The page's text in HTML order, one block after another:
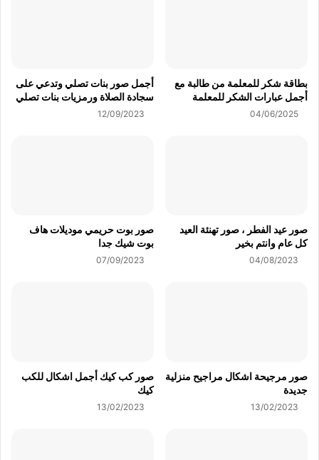
بطاقة شكر للمعلمة من طالبة مع
أجمل عبارات الشكر للمعلمة
04/06/2025
أجمل صور بنات تصلي وتدعي على
سجادة الصلاة ورمزيات بنات تصلي
12/09/2023
صور عيد الفطر ، صور تهنئة العيد
كل عام وانتم بخير
04/08/2023
صور بوت حريمي موديلات هاف
بوت شيك جدا
07/09/2023
صور مرجيحة اشكال مراجيح منزلية
جديدة
13/02/2023
صور كب كيك أجمل اشكال للكب
كيك
13/02/2023